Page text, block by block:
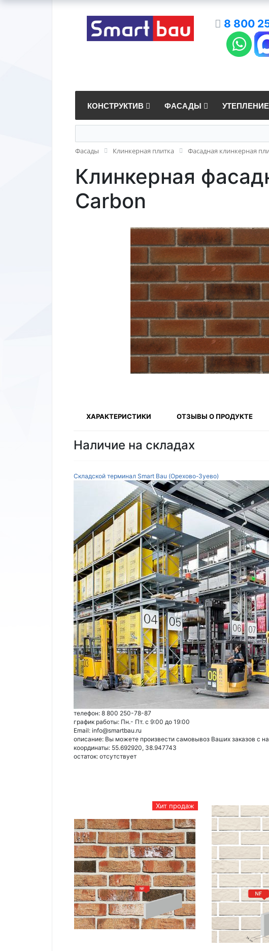
8 800
КОНСТРУКТИВ ФАСАДЫ УТЕПЛЕНИЕ
Фасады Клинкерная плитка Фасадная клинкерная
Клинкерная
Carbon
ХАРАКТЕРИСТИКИ ОТЗЫВЫ О ПРОДУКТЕ
Наличие на складах
Складской терминал Smart Bau (Орехово-Зуево)
телефон: 8 800 250-78-87
график работы: Пн.- Пт. с 9:00 до 19:00
Email: info@smartbau.ru
описание: Вы можете произвести самовывоз Ваших заказов с
координаты: 55.692920, 38.947743
остаток: отсутствует
Хит продаж